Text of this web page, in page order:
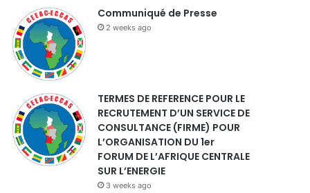
Communiqué de Presse
2 weeks ago
TERMES DE REFERENCE POUR LE
RECRUTEMENT D’UN SERVICE DE
CONSULTANCE (FIRME) POUR
L’ORGANISATION DU 1er
FORUM DE L’AFRIQUE CENTRALE
SUR L’ENERGIE
3 weeks ago